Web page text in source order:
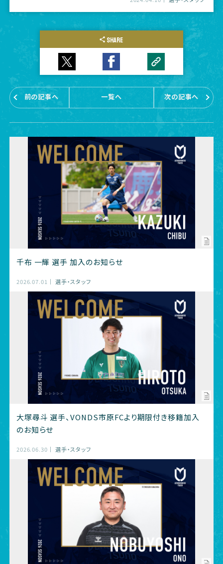
SHARE
前の記事へ 一覧へ 次の記事へ
千布 一輝 選手 加入のお知らせ
2026.07.01 選手・スタッフ
大塚尋斗 選手、VONDS市原FCより期限付き移籍加入
のお知らせ
2026.06.30 選手・スタッフ